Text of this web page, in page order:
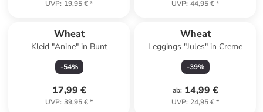
UVP: 19,95 €* UVP: 44,95 €*
Wheat
Kleid "Anine" in Bunt
-54%
17,99 €
UVP: 39,95 €*
Wheat
Leggings "Jules" in Creme
-39%
ab: 14,99 €
UVP: 24,95 €*